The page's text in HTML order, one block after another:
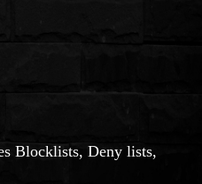
Blocklists, Deny lists,